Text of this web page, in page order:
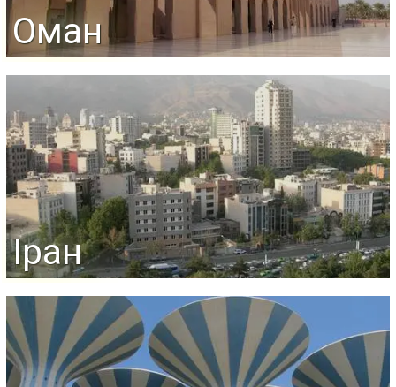
Оман
Іран